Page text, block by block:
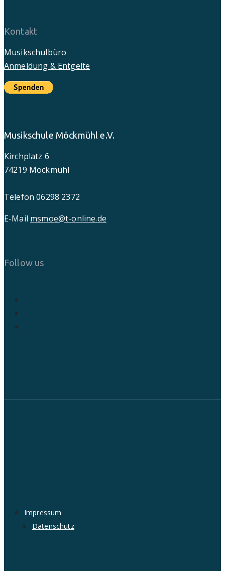
Kontakt
Musikschulbüro
Anmeldung & Entgelte
Musikschule Möckmühl e.V.
Kirchplatz 6
74219 Möckmühl
Telefon 06298 2372
E-Mail msmoe@t-online.de
Follow us
Impressum
Datenschutz